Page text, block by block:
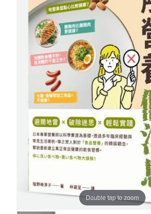
Double tap to zoom